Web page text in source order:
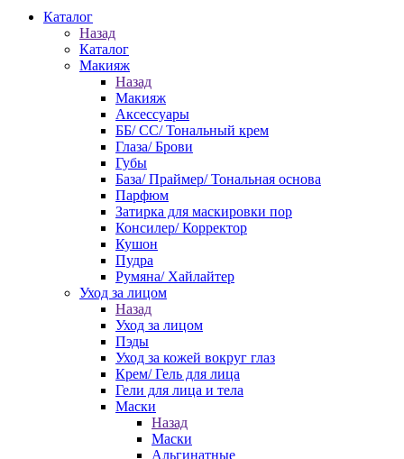
Каталог
Назад
Каталог
Макияж
Назад
Макияж
Аксессуары
ББ/ СС/ Тональный крем
Глаза/ Брови
Губы
База/ Праймер/ Тональная основа
Парфюм
Затирка для маскировки пор
Консилер/ Корректор
Кушон
Пудра
Румяна/ Хайлайтер
Уход за лицом
Назад
Уход за лицом
Пэды
Уход за кожей вокруг глаз
Крем/ Гель для лица
Гели для лица и тела
Маски
Назад
Маски
Альгинатные